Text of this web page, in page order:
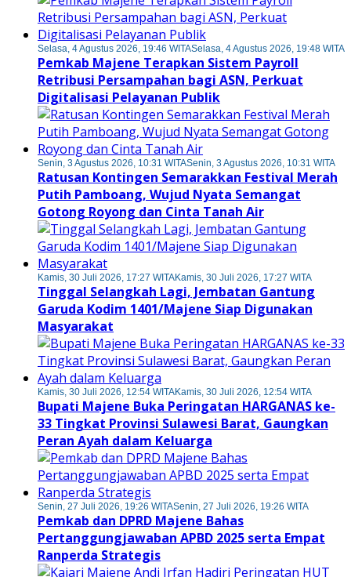
Selasa, 4 Agustus 2026, 19:46 WITASelasa, 4 Agustus 2026, 19:48 WITA
Pemkab Majene Terapkan Sistem Payroll
Retribusi Persampahan bagi ASN, Perkuat
Digitalisasi Pelayanan Publik
Senin, 3 Agustus 2026, 10:31 WITASenin, 3 Agustus 2026, 10:31 WITA
Ratusan Kontingen Semarakkan Festival Merah
Putih Pamboang, Wujud Nyata Semangat
Gotong Royong dan Cinta Tanah Air
Kamis, 30 Juli 2026, 17:27 WITAKamis, 30 Juli 2026, 17:27 WITA
Tinggal Selangkah Lagi, Jembatan Gantung
Garuda Kodim 1401/Majene Siap Digunakan
Masyarakat
Kamis, 30 Juli 2026, 12:54 WITAKamis, 30 Juli 2026, 12:54 WITA
Bupati Majene Buka Peringatan HARGANAS ke-
33 Tingkat Provinsi Sulawesi Barat, Gaungkan
Peran Ayah dalam Keluarga
Senin, 27 Juli 2026, 19:26 WITASenin, 27 Juli 2026, 19:26 WITA
Pemkab dan DPRD Majene Bahas
Pertanggungjawaban APBD 2025 serta Empat
Ranperda Strategis